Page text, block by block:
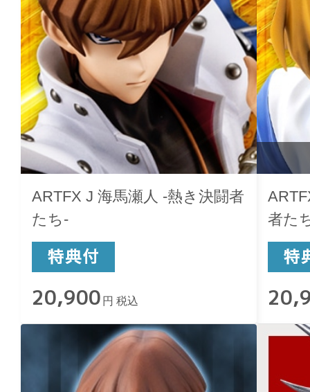
ARTFX J 海馬瀬人 -熱き決闘者
たち-
20,900 円 税込
者た